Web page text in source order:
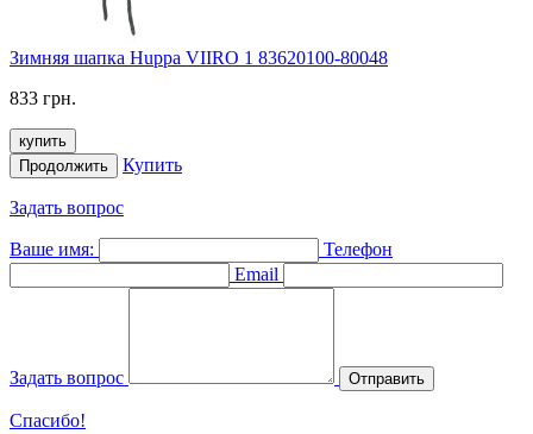
Зимняя шапка Huppa VIIRO 1 83620100-80048
833 грн.
купить
Продолжить
Купить
Задать вопрос
Ваше имя:
Телефон
Email
Задать вопрос Отправить
Спасибо!